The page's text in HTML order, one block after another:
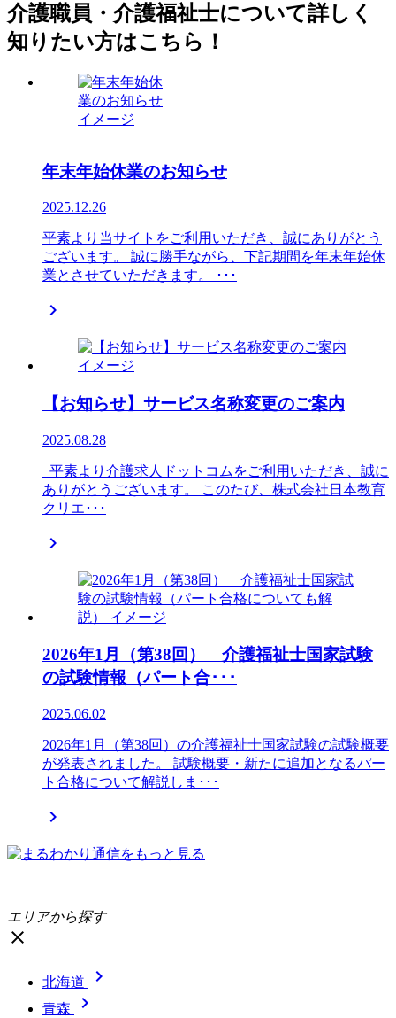
介護職員・介護福祉士について詳しく
知りたい方はこちら！
年末年始休業のお知らせ
2025.12.26
平素より当サイトをご利用いただき、誠にありがとう
ございます。 誠に勝手ながら、下記期間を年末年始休
業とさせていただきます。 ･･･

【お知らせ】サービス名称変更のご案内
2025.08.28
平素より介護求人ドットコムをご利用いただき、誠に
ありがとうございます。 このたび、株式会社日本教育
クリエ･･･

2026年1月（第38回） 介護福祉士国家試験
の試験情報（パート合･･･
2025.06.02
2026年1月（第38回）の介護福祉士国家試験の試験概要
が発表されました。 試験概要・新たに追加となるパー
ト合格について解説しま･･･

エリアから探す
close
北海道 
青森 